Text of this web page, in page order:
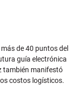
de 40 puntos del
guía electrónica
también manifestó
costos logísticos.